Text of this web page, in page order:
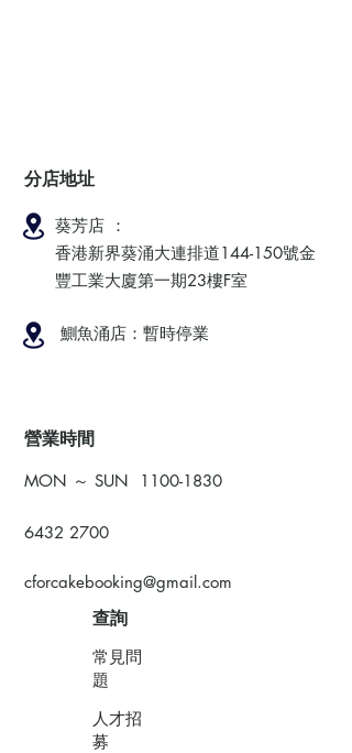
分店地址
葵芳店 ：
香港新界葵涌大連排道144-150號金
豐工業大廈第一期23樓F室
鰂魚涌店：暫時停業
​營業時間
MON ～ SUN 1100-1830
6432 2700
cforcakebooking@gmail.com
查詢
常見問
題
人才招
募